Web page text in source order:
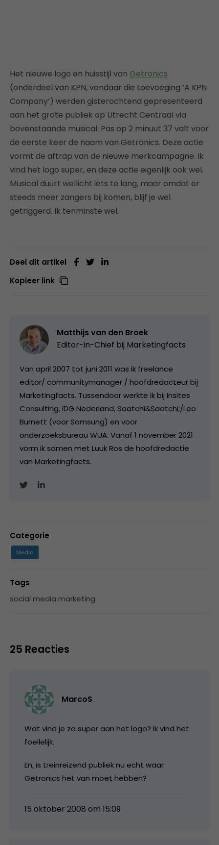
Het nieuwe logo en huisstijl van Getronics
(onderdeel van KPN, vandaar die toevoeging ‘A KPN
Company’) werden gisterochtend gepresenteerd
aan het grote publiek op Utrecht Centraal via
bovenstaande musical. Pas op 2 minuut 37 valt voor
de eerste keer de naam van Getronics. Deze actie
vormt de aftrap van de nieuwe merkcampagne. Ik
vind het logo super, en deze actie eigenlijk ook wel.
Musical duurt wellicht iets te lang, maar omdat er
steeds meer zangers bij komen, blijf je wel
getriggerd. Ik tenminste wel.
Deel dit artikel
Kopieer link
Matthijs van den Broek
Editor-in-Chief bij Marketingfacts
Van april 2007 tot juni 2011 was ik freelance
editor/ communitymanager / hoofdredacteur bij
Marketingfacts. Tussendoor werkte ik bij Insites
Consulting, IDG Nederland, Saatchi&Saatchi;/Leo
Burnett (voor Samsung) en voor
onderzoeksbureau WUA. Vanaf 1 november 2021
vorm ik samen met Luuk Ros de hoofdredactie
van Marketingfacts.
Categorie
Media
Tags
social media marketing
25 Reacties
MarcoS
Wat vind je zo super aan het logo? Ik vind het
foeilelijk.
En, is treinreizend publiek nu echt waar
Getronics het van moet hebben?
15 oktober 2008 om 15:09